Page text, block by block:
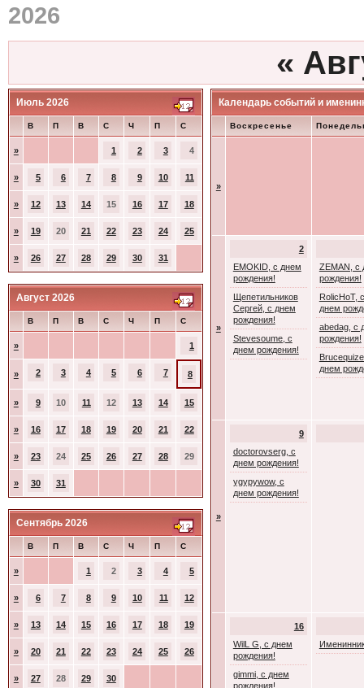
2026
«
Июль 2026
В П В С Ч П С
» 1 2 3 4
» 5 6 7 8 9 10 11
» 12 13 14 15 16 17 18
» 19 20 21 22 23 24 25
» 26 27 28 29 30 31
Август 2026
В П В С Ч П С
» 1
» 2 3 4 5 6 7 8
» 9 10 11 12 13 14 15
» 16 17 18 19 20 21 22
» 23 24 25 26 27 28 29
» 30 31
Сентябрь 2026
В П В С Ч П С
» 1 2 3 4 5
» 6 7 8 9 10 11 12
» 13 14 15 16 17 18 19
» 20 21 22 23 24 25 26
» 27 28 29 30
Календарь событий и
Воскресенье
»
»
2
EMOKID, с днем
рождения!
Щепетильников
Сергей, с днем
рождения!
Stevesoume, с
днем рождения!
ZEMAN, с
рождения!
RolicHoT, с
днем
abedag, с
рождения!
днем
»
9
doctorovserg, с
днем рождения!
ygypywow, с
днем рождения!
16
WilL G, с днем
рождения!
gimmi, с днем
рождения!